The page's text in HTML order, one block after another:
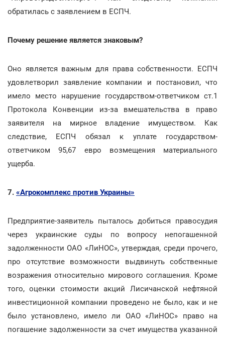
обратилась с заявлением в ЕСПЧ.
Почему решение является знаковым?
Оно является важным для права собственности. ЕСПЧ
удовлетворил заявление компании и постановил, что
имело место нарушение государством-ответчиком ст.1
Протокола Конвенции из-за вмешательства в право
заявителя на мирное владение имуществом. Как
следствие, ЕСПЧ обязал к уплате государством-
ответчиком 95,67 евро возмещения материального
ущерба.
7. «Агрокомплекс против Украины»
Предприятие-заявитель пыталось добиться правосудия
через украинские суды по вопросу непогашенной
задолженности ОАО «ЛиНОС», утверждая, среди прочего,
про отсутствие возможности выдвинуть собственные
возражения относительно мирового соглашения. Кроме
того, оценки стоимости акций Лисичанской нефтяной
инвестиционной компании проведено не было, как и не
было установлено, имело ли ОАО «ЛиНОС» право на
погашение задолженности за счет имущества указанной